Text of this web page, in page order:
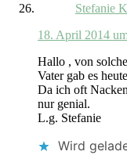
Stefanie
18. April 2014
Hallo , von
Vater gab es
Da ich oft
nur genial.
L.g. Stefanie
Wird